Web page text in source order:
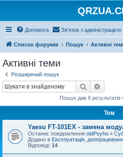
Допомога Зв'язок з адміністрацією
Список форумів Пошук Активні
Активні теми
Розширений пошук
Пошук
Пошук дав 8 результатів
Тем
Yaesu FT-101EX - замена
Останнє повідомлення oldPsyho «
Додано в Експлуатація,
Відповіді: 14